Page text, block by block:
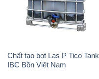
Chất tạo bọt Las P Tico Tank
IBC Bồn Việt Nam